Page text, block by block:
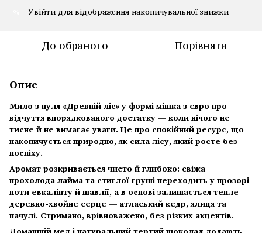
Увійтидля відображення накопичувальної знижки
До обраного Порівняти
Опис
Мило з нуля «Древній ліс» у формі мішка з євро про
відчуття впорядкованого достатку — коли нічого не
тисне й не вимагає уваги. Це про спокійний ресурс, що
накопичується природно, як сила лісу, який росте без
поспіху.
Аромат розкривається чисто й глибоко: свіжа
прохолода лайма та стиглої груші переходить у прозорі
ноти евкаліпту й шавлії, а в основі залишається тепле
деревно-хвойне серце — атласький кедр, ялиця та
пачулі. Стримано, врівноважено, без різких акцентів.